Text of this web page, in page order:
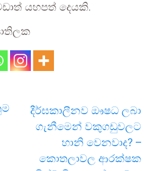
යහපත් දෙයකි.
දීර්ඝකාලීනව ඖෂධ ලබා
ගැනීමෙන් වකුගඩුවලට
හානි වෙනවාද? –
කොතලාවල ආරක්ෂක